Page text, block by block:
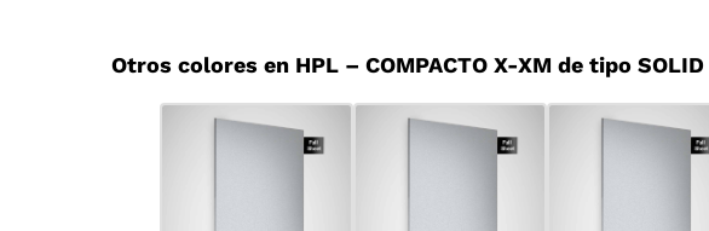
Otros colores en HPL – COMPACTO X-XM de tipo SOLID